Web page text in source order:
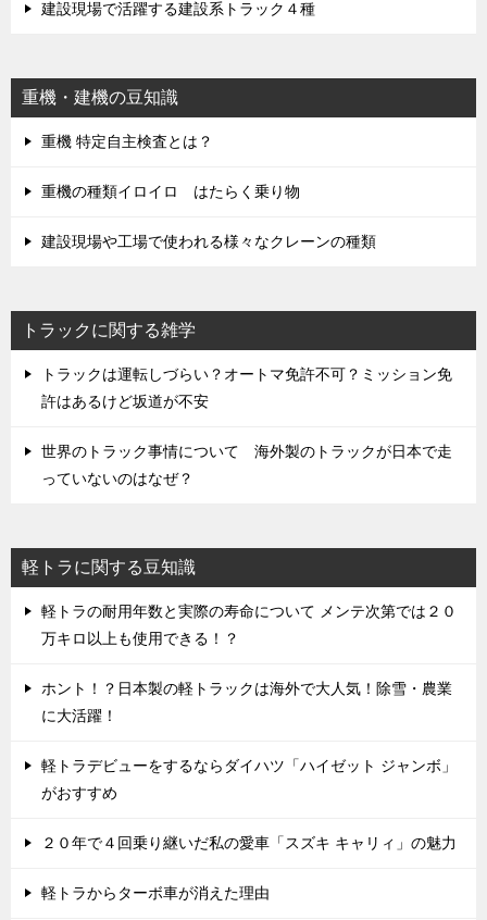
建設現場で活躍する建設系トラック４種
重機・建機の豆知識
重機 特定自主検査とは？
重機の種類イロイロ はたらく乗り物
建設現場や工場で使われる様々なクレーンの種類
トラックに関する雑学
トラックは運転しづらい？オートマ免許不可？ミッション免
許はあるけど坂道が不安
世界のトラック事情について 海外製のトラックが日本で走
っていないのはなぜ？
軽トラに関する豆知識
軽トラの耐用年数と実際の寿命について メンテ次第では２０
万キロ以上も使用できる！？
ホント！？日本製の軽トラックは海外で大人気！除雪・農業
に大活躍！
軽トラデビューをするならダイハツ「ハイゼット ジャンボ」
がおすすめ
２０年で４回乗り継いだ私の愛車「スズキ キャリィ」の魅力
軽トラからターボ車が消えた理由